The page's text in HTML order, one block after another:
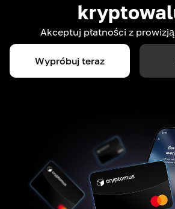
Akceptuj płatności z
Wypróbuj teraz